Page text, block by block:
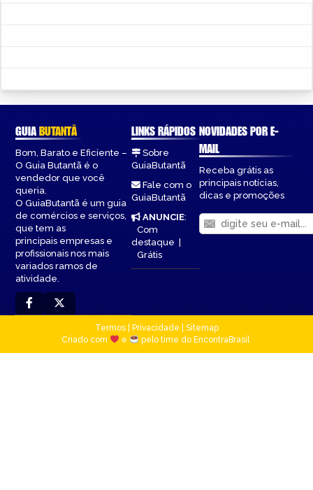
GUIABUTANTÃ
Bom, Barato e Eficiente –
O Guia Butantã é o
vendedor que você
queria.
O GuiaButantã é um guia
de comércios e serviços,
que tem as
principais empresas e
profissionais nos mais
variados ramos de
atividade.
LINKS RÁPIDOS
Sobre
GuiaButantã
Fale com o
GuiaButantã
ANUNCIE:
Com
destaque|
Grátis
NOVIDADES POR E-
MAIL
Receba grátis as
principais notícias,
dicas e promoções
Termos| Privacidade
Sitemap
Criado com
e pelo time do EncontraBrasil